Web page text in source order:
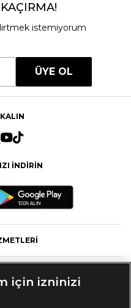
istemiyorum
ÜYE OL
İNDİRİN
için izninizi